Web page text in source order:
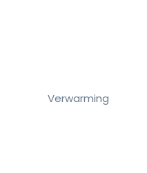
Verwarming